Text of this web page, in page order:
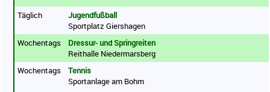
Täglich
Jugendfußball
Sportplatz Giershagen
Wochentags
Dressur- und Springreiten
Reithalle Niedermarsberg
Wochentags
Tennis
Sportanlage am Bohm